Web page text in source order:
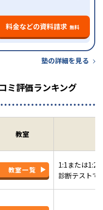
料金などの資料請求 無料
塾の詳細を見る
ミ評価ランキング
教室
教室一覧
1:1または1:2
診断テストで